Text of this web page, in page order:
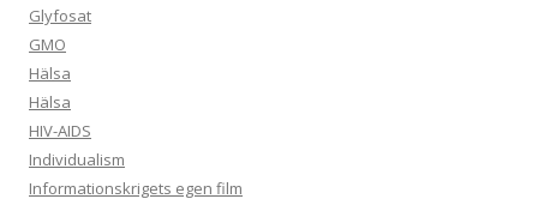
Glyfosat
GMO
Hälsa
Hälsa
HIV-AIDS
Individualism
Informationskrigets egen film